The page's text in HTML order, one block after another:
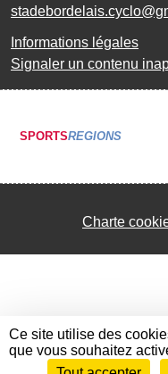
Informations légales
Signaler un contenu
SPORTSREGIONS
Charte
Ce site utilise des
que vous souhaitez